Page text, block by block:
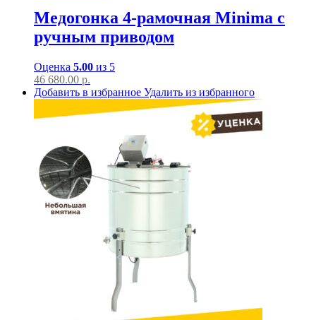
Медогонка 4-рамочная Minima с
ручным приводом
Оценка 5.00 из 5
46 680.00 р.
Добавить в избранное Удалить из избранного